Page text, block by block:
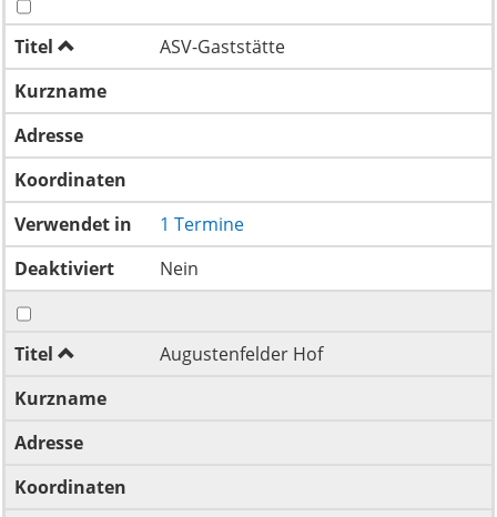
Titel
ASV-Gaststätte
Kurzname
Adresse
Koordinaten
Verwendet in
1 Termine
Deaktiviert
Nein
Titel
Augustenfelder Hof
Kurzname
Adresse
Koordinaten